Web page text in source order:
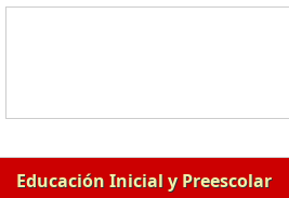
Educación Inicial y Preescolar